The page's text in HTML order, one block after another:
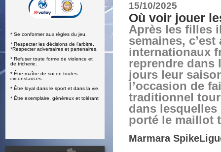
* Se conformer aux règles du jeu.
* Respecter les décisions de l’arbitre.
*Respecter adversaires et partenaires.
* Refuser toute forme de violence et
de tricherie.
* Être maître de soi en toutes
circonstances.
* Être loyal dans le sport et dans la vie.
* Être exemplaire, généreux et tolérant
15/10/2025
Où voir jouer
Après les filles
semaines,
internationaux
reprendre dans
jours leur
l’occasion de
traditionnel
dans lesquelles
porté le maillot
Marmara